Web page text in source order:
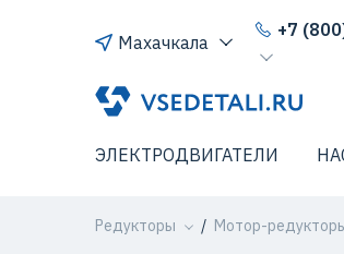
Махачкала
+7
ЭЛЕКТРОДВИГАТЕЛИ
Редукторы Мотор-